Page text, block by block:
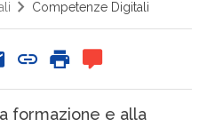
Competenze Digitali
formazione e alla